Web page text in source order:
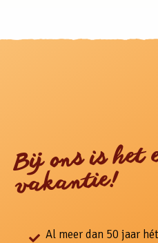
Bij ons is het
vakantie!
Al meer dan 50 jaar